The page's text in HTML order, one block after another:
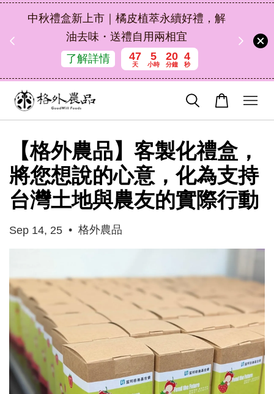
中秋禮盒新上市｜橘皮植萃永續好禮，解
油去味・送禮自用兩相宜
了解詳情
47
天
5
小時
20
分鐘
3
秒
【格外農品】客製化禮盒，
將您想說的心意，化為支持
台灣土地與農友的實際行動
Sep 14, 25 • 格外農品